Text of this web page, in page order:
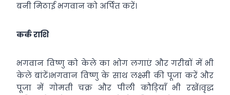
बनी मिठाई भगवान को अर्पित करें।
कर्क राशि
भगवान विष्णु को केले का भोग लगाएं और गरीबों में भी
केले बांटें।भगवान विष्णु के साथ लक्ष्मी की पूजा करें और
पूजा में गोमती चक्र और पीली कौड़ियाँ भी रखें।वृद्ध